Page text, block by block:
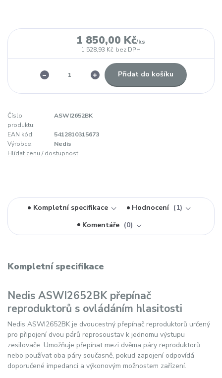
1 850,00 Kč/ks
1 528,93 Kč bez DPH
Přidat do košíku
Číslo
produktu:
ASWI2652BK
EAN kód:
5412810315673
Výrobce:
Nedis
Hlídat cenu / dostupnost
Kompletní specifikace Hodnocení
1
Komentáře
0
Kompletní specifikace
Nedis ASWI2652BK přepínač
reproduktorů s ovládáním hlasitosti
Nedis ASWI2652BK je dvoucestný přepínač reproduktorů určený
pro připojení dvou párů reprosoustav k jednomu výstupu
zesilovače. Umožňuje přepínat mezi dvěma páry reproduktorů
nebo používat oba páry současně, pokud zapojení odpovídá
doporučené impedanci a výkonovým možnostem zařízení.